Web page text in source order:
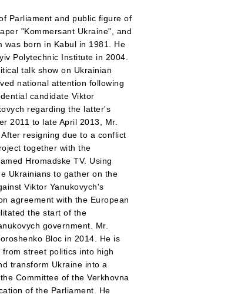
Parliament and public figure of
"Kommersant Ukraine", and
was born in Kabul in 1981. He
Polytechnic Institute in 2004.
talk show on Ukrainian
national attention following
candidate Viktor
regarding the latter's
2011 to late April 2013, Mr.
resigning due to a conflict
together with the
Hromadske TV. Using
Ukrainians to gather on the
Viktor Yanukovych's
agreement with the European
the start of the
government. Mr.
Bloc in 2014. He is
street politics into high
transform Ukraine into a
Committee of the Verkhovna
of the Parliament. He